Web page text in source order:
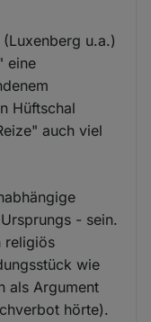
u.a.)
eine
Hüftschal
auch viel
- sein.
religiös
wie
als Argument
hörte).